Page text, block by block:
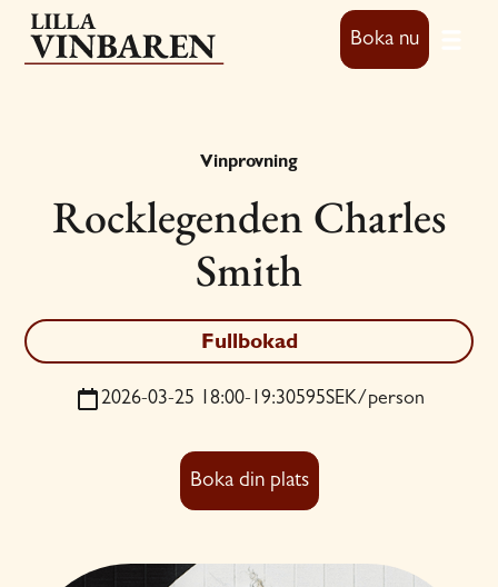
Boka nu
Vinprovning
Rocklegenden Charles
Smith
Fullbokad
2026-03-25 18:00- 19:30595SEK/person
Boka din plats